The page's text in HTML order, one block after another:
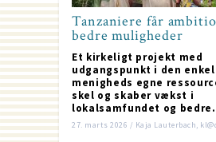
Tanzaniere får
bedre muligheder
Et kirkeligt projekt med
udgangspunkt i den
menigheds egne
skel og skaber vækst i
lokalsamfundet og
27. marts 2026 / Kaja Lauterbach,